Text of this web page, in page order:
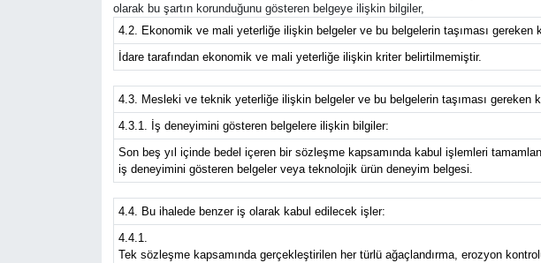
olarak bu şartın korunduğunu gösteren belgeye ilişkin bilgiler,
4.2. Ekonomik ve mali yeterliğe ilişkin belgeler ve bu belgelerin taşıması gereken
İdare tarafından ekonomik ve mali yeterliğe ilişkin kriter belirtilmemiştir.
4.3. Mesleki ve teknik yeterliğe ilişkin belgeler ve bu belgelerin taşıması gereken
4.3.1. İş deneyimini gösteren belgelere ilişkin bilgiler:
Son beş yıl içinde bedel içeren bir sözleşme kapsamında kabul işlemleri
iş deneyimini gösteren belgeler veya teknolojik ürün deneyim belgesi.
4.4. Bu ihalede benzer iş olarak kabul edilecek işler:
4.4.1.
Tek sözleşme kapsamında gerçekleştirilen her türlü ağaçlandırma, erozyon